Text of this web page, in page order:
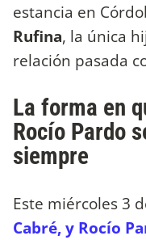
estancia en
Rufina, la única
relación pasada
La forma en
Rocío Pardo
siempre
Este miércoles 3
Cabré, y Rocío